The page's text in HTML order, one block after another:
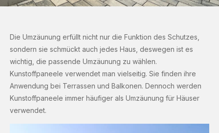
Die Umzäunung erfüllt nicht nur die Funktion des Schutzes,
sondern sie schmückt auch jedes Haus, deswegen ist es
wichtig, die passende Umzäunung zu wählen.
Kunstoffpaneele verwendet man vielseitig. Sie finden ihre
Anwendung bei Terrassen und Balkonen. Dennoch werden
Kunstoffpaneele immer häufiger als Umzäunung für Häuser
verwendet.